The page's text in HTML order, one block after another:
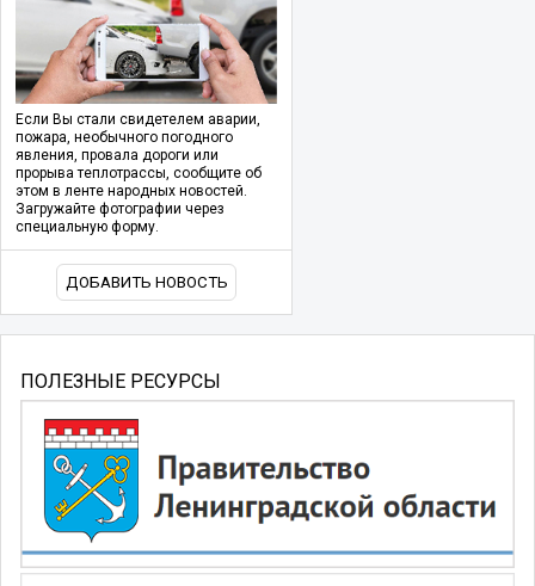
Если Вы стали свидетелем аварии,
пожара, необычного погодного
явления, провала дороги или
прорыва теплотрассы, сообщите об
этом в ленте народных новостей.
Загружайте фотографии через
специальную форму.
ДОБАВИТЬ НОВОСТЬ
ПОЛЕЗНЫЕ РЕСУРСЫ